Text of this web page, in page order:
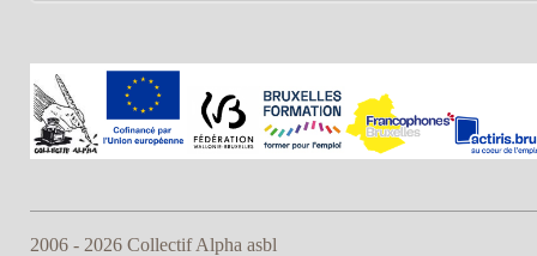
2006 - 2026 Collectif Alpha asbl